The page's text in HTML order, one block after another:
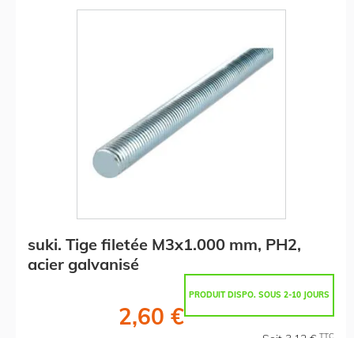
suki. Tige filetée M3x1.000 mm, PH2,
acier galvanisé
PRODUIT DISPO. SOUS 2-10 JOURS
2,60 €
TTC